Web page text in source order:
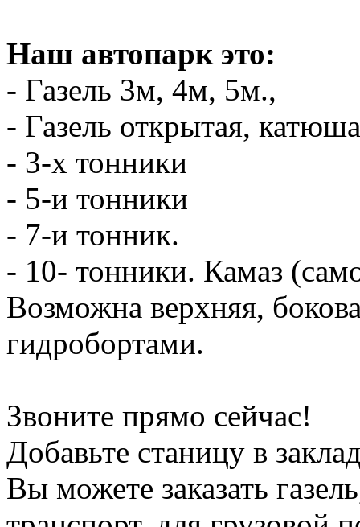
Наш автопарк это:
- Газель 3м, 4м, 5м.,
- Газель открытая,
- 3-х тонники
- 5-и тонники
- 7-и тонник.
- 10- тонники. Камаз
Возможна верхняя,
гидробортами.
Звоните прямо сейчас!
Добавьте станицу в
Вы можете заказать